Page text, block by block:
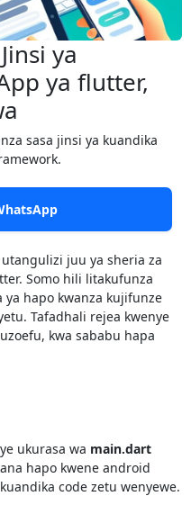
ya
ya flutter,
sasa jinsi ya kuandika
juu ya sheria za
Somo hili litakufunza
hapo kwanza kujifunze
Tafadhali rejea kwenye
kwa sababu hapa
ukurasa wa main.dart
hapo kwene android
code zetu wenyewe.